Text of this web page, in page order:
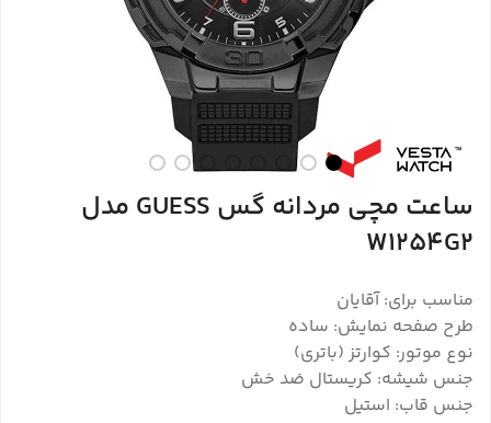
ساعت مچی مردانه گس GUESS مدل
W1254G2
مناسب برای: آقایان
طرح صفحه نمایش: ساده
نوع موتور: کوارتز (باتری)
جنس شیشه: کریستال ضد خش
جنس قاب: استیل